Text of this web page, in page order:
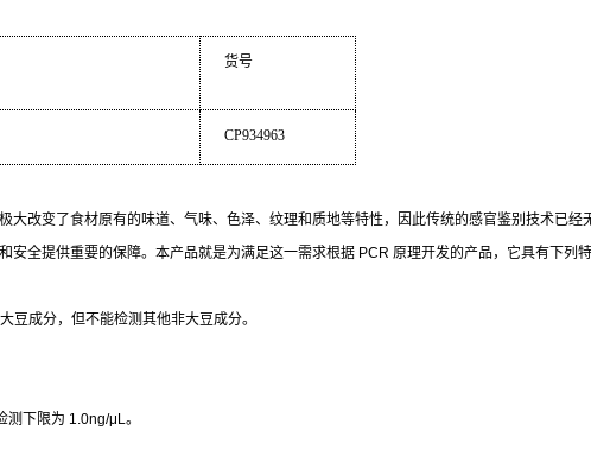
货号
CP934963
改变了食材原有的味道、气味、色泽、纹理和质地等特性，因此传统的感官鉴别技术已
安全提供重要的保障。本产品就是为满足这一需求根据 PCR 原理开发的产品，它具有下列特
豆成分，但不能检测其他非大豆成分。
测下限为 1.0ng/μL 。